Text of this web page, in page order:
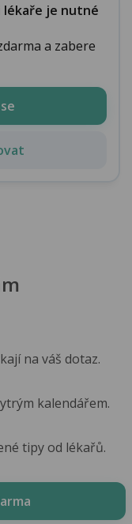
lékaře je nutné
a zabere
na váš dotaz.
kalendářem.
tipy od lékařů.